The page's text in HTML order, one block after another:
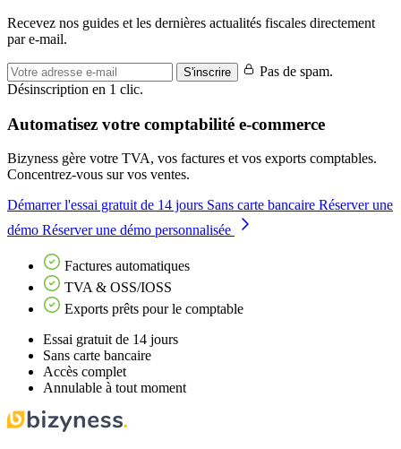
Recevez nos guides et les dernières actualités fiscales directement
par e-mail.
S'inscrire
Pas de spam.
Désinscription en 1 clic.
Automatisez votre comptabilité e-commerce
Bizyness gère votre TVA, vos factures et vos exports comptables.
Concentrez-vous sur vos ventes.
Démarrer l'essai gratuit de 14 jours Sans carte bancaire Réserver une
démo Réserver une démo personnalisée
Factures automatiques
TVA & OSS/IOSS
Exports prêts pour le comptable
Essai gratuit de 14 jours
Sans carte bancaire
Accès complet
Annulable à tout moment